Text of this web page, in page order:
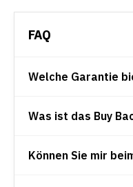
FAQ
Welche Garantie
Was ist das Buy
Können Sie mir